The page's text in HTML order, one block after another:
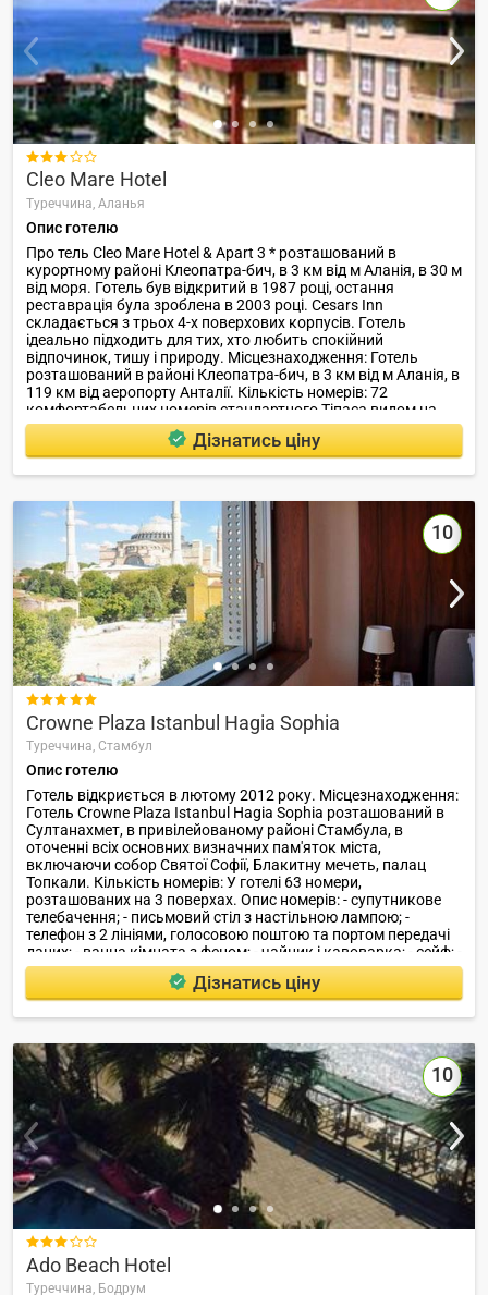

Cleo Mare Hotel
Туреччина, Аланья
Опис готелю
Про тель Cleo Mare Hotel & Apart 3 * розташований в
курортному районі Клеопатра-бич, в 3 км від м Аланія, в 30 м
від моря. Готель був відкритий в 1987 році, остання
реставрація була зроблена в 2003 році. Cesars Inn
складається з трьох 4-х поверхових корпусів. Готель
ідеально підходить для тих, хто любить спокійний
відпочинок, тишу і природу. Місцезнаходження: Готель
розташований в районі Клеопатра-бич, в 3 км від м Аланія, в
119 км від аеропорту Анталії. Кількість номерів: 72
комфортабельних номерів стандартного Тіпаса видом на
море і сад і 4 двокімнатних сімейних номера.
Дізнатись ціну
10

Crowne Plaza Istanbul Hagia Sophia
Туреччина, Стамбул
Опис готелю
Готель відкриється в лютому 2012 року. Місцезнаходження:
Готель Crowne Plaza Istanbul Hagia Sophia розташований в
Султанахмет, в привілейованому районі Стамбула, в
оточенні всіх основних визначних пам'яток міста,
включаючи собор Святої Софії, Блакитну мечеть, палац
Топкали. Кількість номерів: У готелі 63 номери,
розташованих на 3 поверхах. Опис номерів: - супутникове
телебачення; - письмовий стіл з настільною лампою; -
телефон з 2 лініями, голосовою поштою та портом передачі
даних; - ванна кімната з феном; - чайник і кавоварка; - сейф; -
кондиціонер; - праска і прасувальна дошка.
Дізнатись ціну
10

Ado Beach Hotel
Туреччина, Бодрум